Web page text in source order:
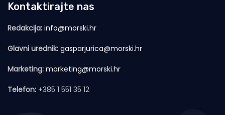
Kontaktirajte nas
Redakcija: info@morski.hr
Glavni urednik: gasparjurica@morski.hr
Marketing: marketing@morski.hr
Telefon: +385 1 551 35 12